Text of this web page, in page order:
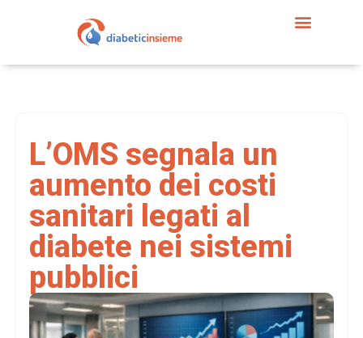
L’OMS segnala un
aumento dei costi
sanitari legati al
diabete nei sistemi
pubblici